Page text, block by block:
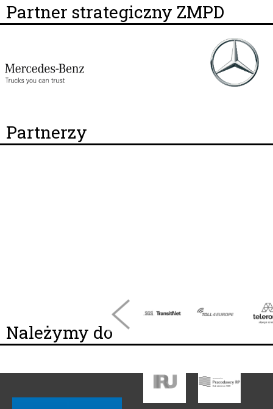
Partner strategiczny ZMPD
Partnerzy
Należymy do